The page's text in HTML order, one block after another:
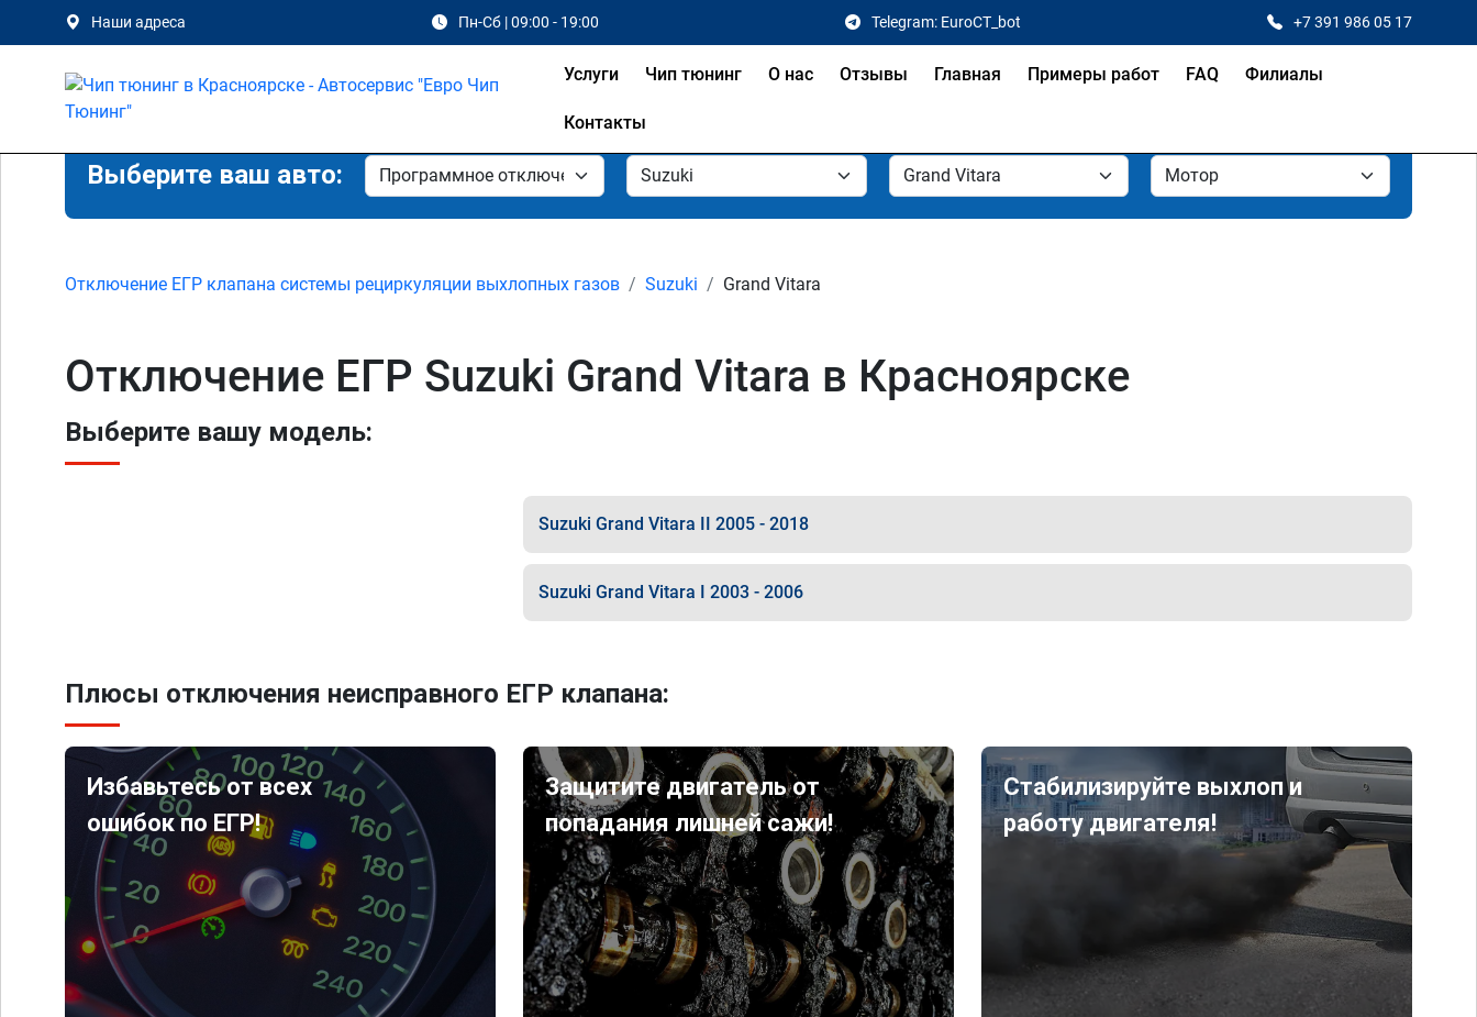
Наши адреса Пн-Сб | 09:00 - 19:00 Telegram: EuroCT_bot +7 391 986 05 17
Услуги Чип тюнинг О нас Отзывы Главная Примеры работ FAQ Филиалы
Контакты
Выберите ваш авто:
Отключение ЕГР клапана системы рециркуляции выхлопных газов Suzuki Grand Vitara
Отключение ЕГР Suzuki Grand Vitara в Красноярске
Выберите вашу модель:
Suzuki Grand Vitara II 2005 - 2018
Suzuki Grand Vitara I 2003 - 2006
Плюсы отключения неисправного ЕГР клапана:
Избавьтесь от всех
ошибок по ЕГР!
Защитите двигатель от
попадания лишней сажи!
Стабилизируйте выхлоп и
работу двигателя!